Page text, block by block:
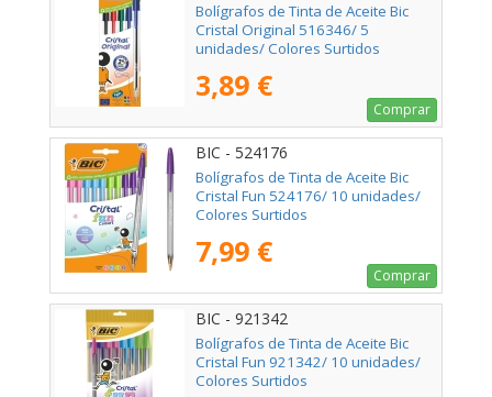
Bolígrafos de Tinta de Aceite Bic
Cristal Original 516346/ 5
unidades/ Colores Surtidos
3,89 €
Comprar
BIC - 524176
Bolígrafos de Tinta de Aceite Bic
Cristal Fun 524176/ 10 unidades/
Colores Surtidos
7,99 €
Comprar
BIC - 921342
Bolígrafos de Tinta de Aceite Bic
Cristal Fun 921342/ 10 unidades/
Colores Surtidos